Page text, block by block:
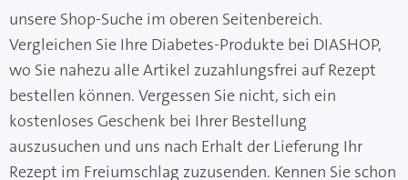
unsere Shop-Suche im oberen Seitenbereich.
Vergleichen Sie Ihre Diabetes-Produkte bei DIASHOP,
wo Sie nahezu alle Artikel zuzahlungsfrei auf Rezept
bestellen können. Vergessen Sie nicht, sich ein
kostenloses Geschenk bei Ihrer Bestellung
auszusuchen und uns nach Erhalt der Lieferung Ihr
Rezept im Freiumschlag zuzusenden. Kennen Sie schon